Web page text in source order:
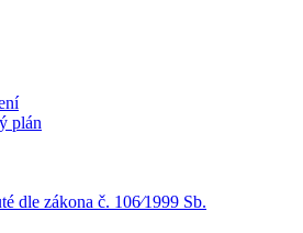
plán
dle zákona č. 106⁄1999 Sb.